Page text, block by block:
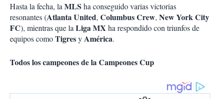
Hasta la fecha, laMLS ha conseguido varias victorias
resonantes (Atlanta United, Columbus Crew, New York City
FC), mientras que laLiga MX ha respondido con triunfos de
equipos comoTigresyAmérica.
Todos los campeones de la Campeones Cup